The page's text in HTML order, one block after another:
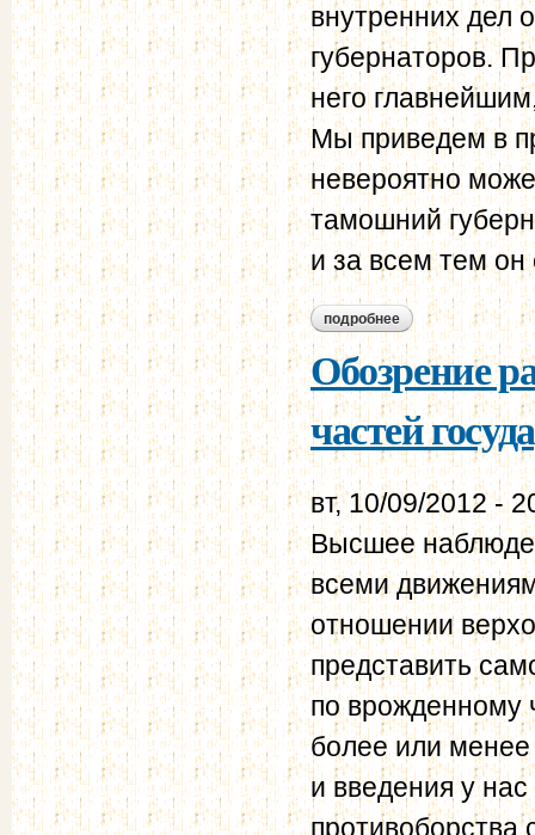
внутренних дел
губернаторов.
него
Мы приведем в
невероятно
тамошний
и за всем тем он
подробнее о обозрение
Обозрение
частей
вт, 10/09/2012 -
Высшее
всеми
отношении
представить
по врожденному
более или
и введения у
противоборства